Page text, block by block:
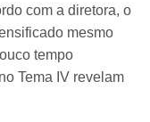
com a diretora, o
mesmo
tempo
Tema IV revelam